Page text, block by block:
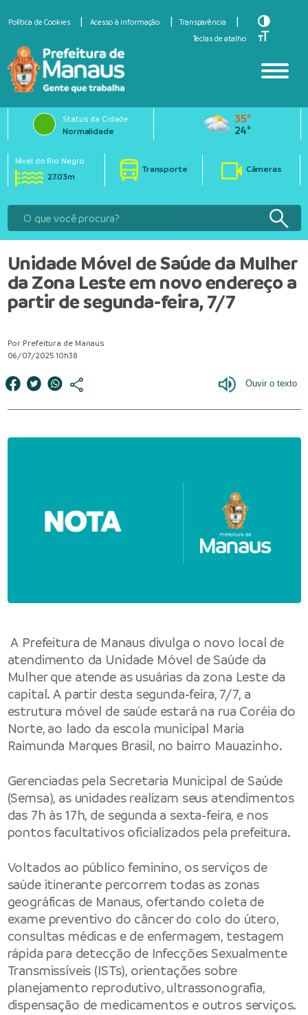
Política de Cookies Acesso à informação
Transparência
Teclas de atalho
Toggle
Toggle
Status da Cidade
Normalidade
35°
24°
Nível do Rio Negro
27.03m
Transporte Câmeras
Unidade Móvel de Saúde da Mulher
da Zona Leste em novo endereço a
partir de segunda-feira, 7/7
Por Prefeitura de Manaus
06/07/2025 10h38
A Prefeitura de Manaus divulga o novo local de
atendimento da Unidade Móvel de Saúde da
Mulher que atende as usuárias da zona Leste da
capital. A partir desta segunda-feira, 7/7, a
estrutura móvel de saúde estará na rua Coréia do
Norte, ao lado da escola municipal Maria
Raimunda Marques Brasil, no bairro Mauazinho.
Gerenciadas pela Secretaria Municipal de Saúde
(Semsa), as unidades realizam seus atendimentos
das 7h às 17h, de segunda a sexta-feira, e nos
pontos facultativos oficializados pela prefeitura.
Voltados ao público feminino, os serviços de
saúde itinerante percorrem todas as zonas
geográficas de Manaus, ofertando coleta de
exame preventivo do câncer do colo do útero,
consultas médicas e de enfermagem, testagem
rápida para detecção de Infecções Sexualmente
Transmissíveis (ISTs), orientações sobre
planejamento reprodutivo, ultrassonografia,
dispensação de medicamentos e outros serviços.